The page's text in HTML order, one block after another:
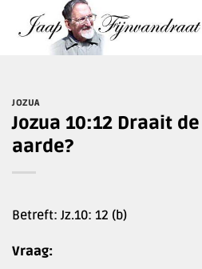
naar
JOZUA
Jozua 10:12 Draait
aarde?
Betreft: Jz.10: 12 (b)
Vraag: